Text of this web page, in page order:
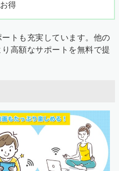
得
トも充実しています。他の
高額なサポートを無料で提